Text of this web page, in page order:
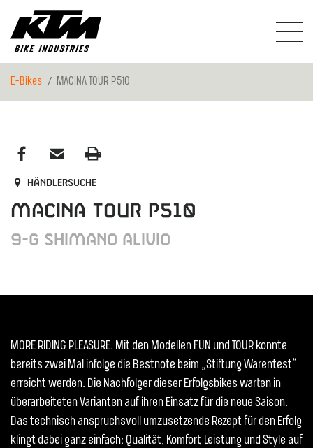
E-Bikes MACINA TOUR P510
Händlersuche
MACINA TOUR P510
9-G Shimano Alivio
MORE RIDING PLEASURE. Mit den Modellen FUN und TOUR konnte
bereits zwei Mal infolge die Bestnote beim „Stiftung Warentest“
erreicht werden. Die Nachfolger dieser Erfolgsbikes warten in
überarbeiteten Varianten auf ihren Einsatz für die neue Saison.
Das technisch anspruchsvoll umzusetzende Rezept für den Erfolg
klingt dabei ganz einfach: Qualität, Komfort, Leistung und Style auf